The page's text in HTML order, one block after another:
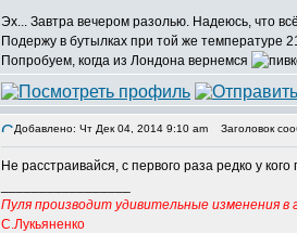
Эх... Завтра вечером разолью. Надеюсь, что
Подержу в бутылках при той же температуре
Попробуем, когда из Лондона вернемся
Добавлено: Чт Дек 04, 2014 9:10 am Заголовок
Не расстраивайся, с первого раза редко у
Пуля производит удивительные изменения в
С.Лукьяненко